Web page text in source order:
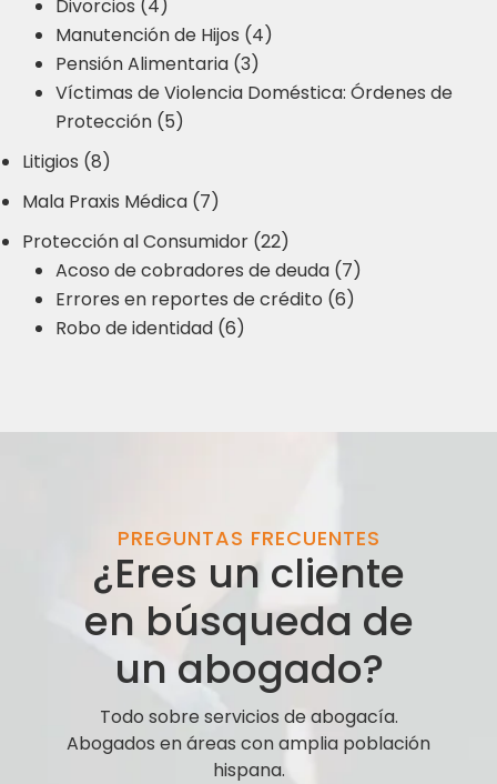
Divorcios (4)
Manutención de Hijos (4)
Pensión Alimentaria (3)
Víctimas de Violencia Doméstica: Órdenes de
Protección (5)
Litigios (8)
Mala Praxis Médica (7)
Protección al Consumidor (22)
Acoso de cobradores de deuda (7)
Errores en reportes de crédito (6)
Robo de identidad (6)
PREGUNTAS FRECUENTES
¿Eres un cliente
en búsqueda de
un abogado?
Todo sobre servicios de abogacía.
Abogados en áreas con amplia población
hispana.